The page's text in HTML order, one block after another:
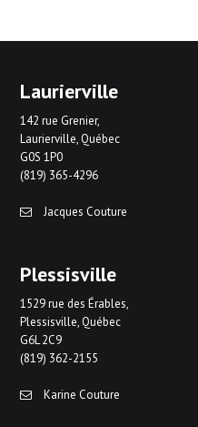
Laurierville
142 rue Grenier,
Laurierville, Québec
G0S 1P0
(819) 365-4296
Jacques Couture
Plessisville
1529 rue des Érables,
Plessisville, Québec
G6L 2C9
(819) 362-2155
Karine Couture